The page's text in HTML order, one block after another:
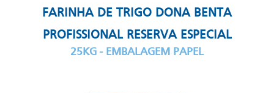
FARINHA DE TRIGO DONA BENTA
PROFISSIONAL RESERVA ESPECIAL
25KG - EMBALAGEM PAPEL